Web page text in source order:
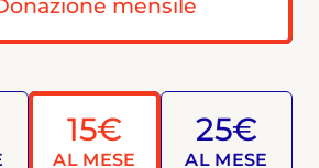
mensile
15€
AL MESE
25€
AL MESE